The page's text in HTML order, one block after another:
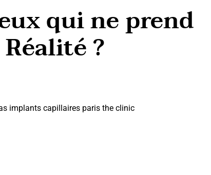
qui ne prend
?